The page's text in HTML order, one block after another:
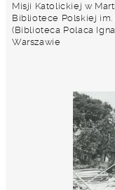
Misji Katolickiej w
Bibliotece Polskiej
(Biblioteca Polaca
Warszawie